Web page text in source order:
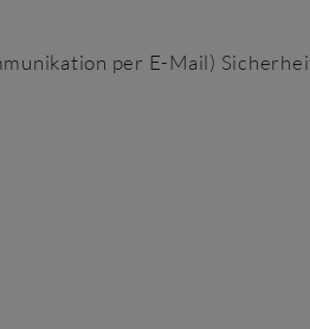
per E-Mail)